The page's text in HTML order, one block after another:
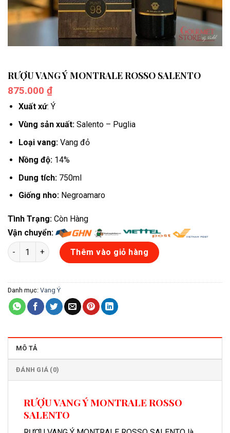
RƯỢU VANG Ý MONTRALE ROSSO SALENTO
875.000 ₫
Xuất xứ: Ý
Vùng sản xuất: Salento – Puglia
Loại vang:Vang đỏ
Nồng độ:14%
Dung tích:750ml
Giống nho: Negroamaro
Tình Trạng: Còn Hàng
Vận chuyển:
RƯỢU VANG Ý MONTRALE ROSSO SALENTO số lượng
Thêm vào giỏ hàng
Danh mục: Vang Ý
MÔ TẢ
ĐÁNH GIÁ (0)
RƯỢU VANG Ý MONTRALE ROSSO
SALENTO